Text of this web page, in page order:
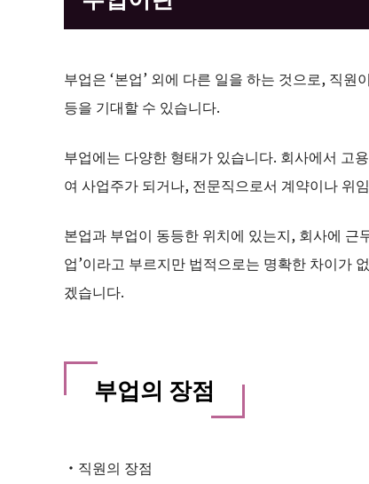
부업은 ‘본업’ 외에 다른 일을 하는 것으로, 직
등을 기대할 수 있습니다.
부업에는 다양한 형태가 있습니다. 회사에서 고
여 사업주가 되거나, 전문직으로서 계약이나 위
본업과 부업이 동등한 위치에 있는지, 회사에 근
업’이라고 부르지만 법적으로는 명확한 차이가
겠습니다.
부업의 장점
・직원의 장점